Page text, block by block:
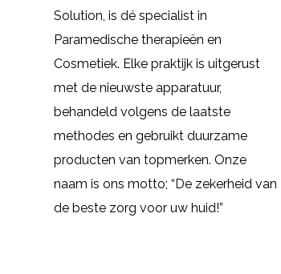
Solution, is dé specialist in
Paramedische therapieën en
Cosmetiek. Elke praktijk is uitgerust
met de nieuwste apparatuur,
behandeld volgens de laatste
methodes en gebruikt duurzame
producten van topmerken. Onze
naam is ons motto; “De zekerheid van
de beste zorg voor uw huid!”